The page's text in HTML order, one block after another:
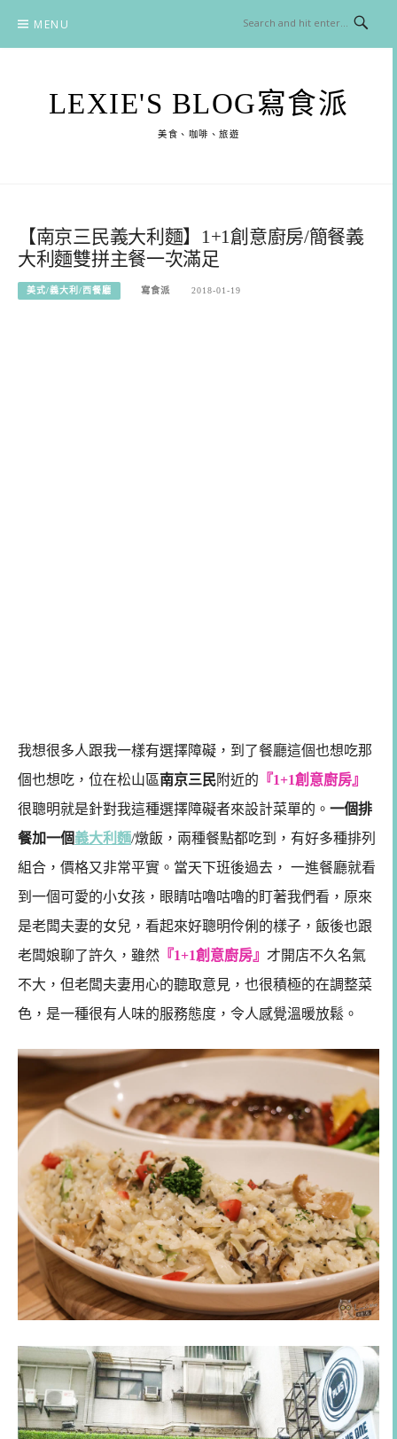
content
MENU
LEXIE'S BLOG寫食派
美食、咖啡、旅遊
【南京三民義大利麵】1+1創意廚房/簡餐義
大利麵雙拼主餐一次滿足
美式/義大利/西餐廳 寫食派 2018-01-19
我想很多人跟我一樣有選擇障礙，到了餐廳這個也想吃那
個也想吃，位在松山區南京三民附近的 『1+1創意廚房』
很聰明就是針對我這種選擇障礙者來設計菜單的。 一個排
餐加一個義大利麵/燉飯，兩種餐點都吃到，有好多種排列
組合，價格又非常平實。當天下班後過去， 一進餐廳就看
到一個可愛的小女孩，眼睛咕嚕咕嚕的盯著我們看，原來
是老闆夫妻的女兒，看起來好聰明伶俐的樣子，飯後也跟
老闆娘聊了許久，雖然 『1+1創意廚房』 才開店不久名氣
不大，但老闆夫妻用心的聽取意見，也很積極的在調整菜
色，是一種很有人味的服務態度，令人感覺溫暖放鬆。